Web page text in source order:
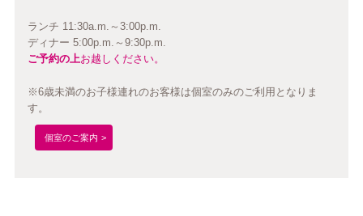
ランチ 11:30a.m.～3:00p.m.
ディナー 5:00p.m.～9:30p.m.
ご予約の上お越しください。
※6歳未満のお子様連れのお客様は個室のみのご利用となりま
す。
個室のご案内